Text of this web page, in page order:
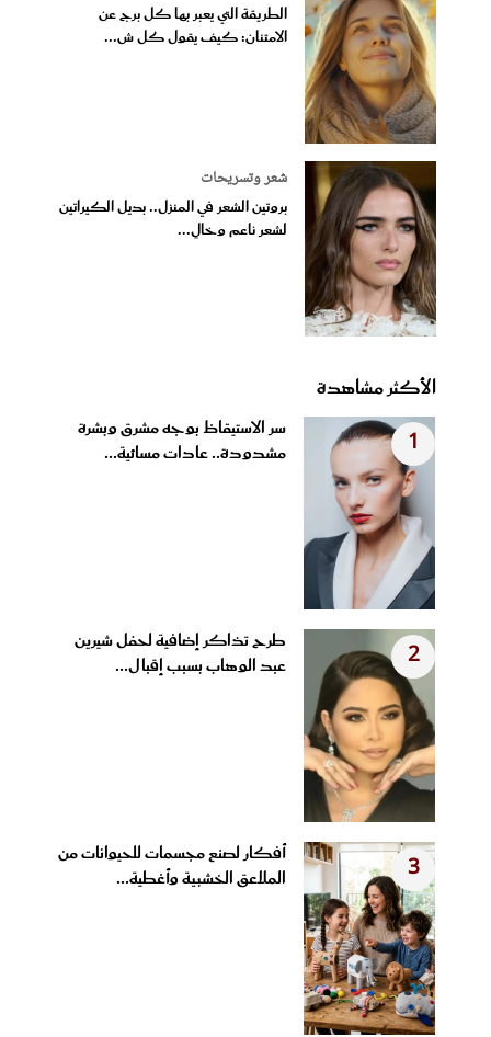
الطريقة التي يعبر بها كل برج عن
الامتنان: كيف يقول كل ش...
شعر وتسريحات
بروتين الشعر في المنزل.. بديل الكيراتين
لشعر ناعم وخالٍ...
الأكثر مشاهدة
1
سر الاستيقاظ بوجه مشرق وبشرة
مشدودة.. عادات مسائية...
2
طرح تذاكر إضافية لحفل شيرين
عبد الوهاب بسبب إقبال...
3
أفكار لصنع مجسمات للحيوانات من
الملاعق الخشبية وأغطية...